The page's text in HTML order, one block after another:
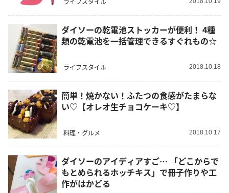
ダイソーの乾電池ストッカーが便利！ 4種
類の乾電池を一括管理できるすぐれもの☆
ライフスタイル 2018.10.18
簡単！焼かない！ふたつの食感がたまらな
い♡【オレオ生チョコケーキ♡】
料理・グルメ 2018.10.17
ダイソーのアイディアすご… 「どこからで
もとめられるホッチキス」で冊子作りや工
作がはかどる